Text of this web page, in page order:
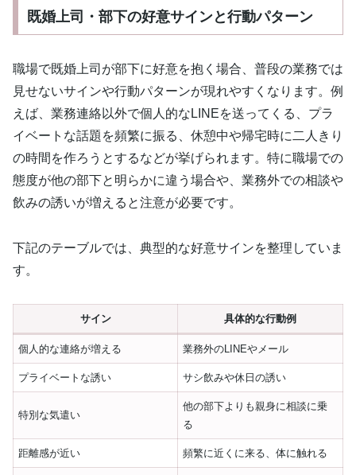
既婚上司・部下の好意サインと行動パターン
職場で既婚上司が部下に好意を抱く場合、普段の業務では
見せないサインや行動パターンが現れやすくなります。例
えば、業務連絡以外で個人的なLINEを送ってくる、プラ
イベートな話題を頻繁に振る、休憩中や帰宅時に二人きり
の時間を作ろうとするなどが挙げられます。特に職場での
態度が他の部下と明らかに違う場合や、業務外での相談や
飲みの誘いが増えると注意が必要です。
下記のテーブルでは、典型的な好意サインを整理していま
す。
サイン 具体的な行動例
個人的な連絡が増える 業務外のLINEやメール
プライベートな誘い サシ飲みや休日の誘い
特別な気遣い
他の部下よりも親身に相談に乗
る
距離感が近い 頻繁に近くに来る、体に触れる